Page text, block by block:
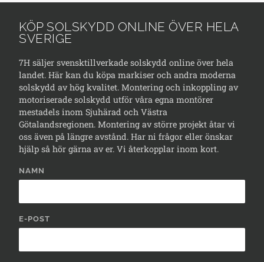
KÖP SOLSKYDD ONLINE ÖVER HELA
SVERIGE
7H säljer svensktillverkade solskydd online över hela
landet. Här kan du köpa markiser och andra moderna
solskydd av hög kvalitet. Montering och inkoppling av
motoriserade solskydd utför våra egna montörer
mestadels inom Sjuhärad och Västra
Götalandsregionen. Montering av större projekt åtar vi
oss även på längre avstånd. Har ni frågor eller önskar
hjälp så hör gärna av er. Vi återkopplar inom kort.
NAMN
E-POST